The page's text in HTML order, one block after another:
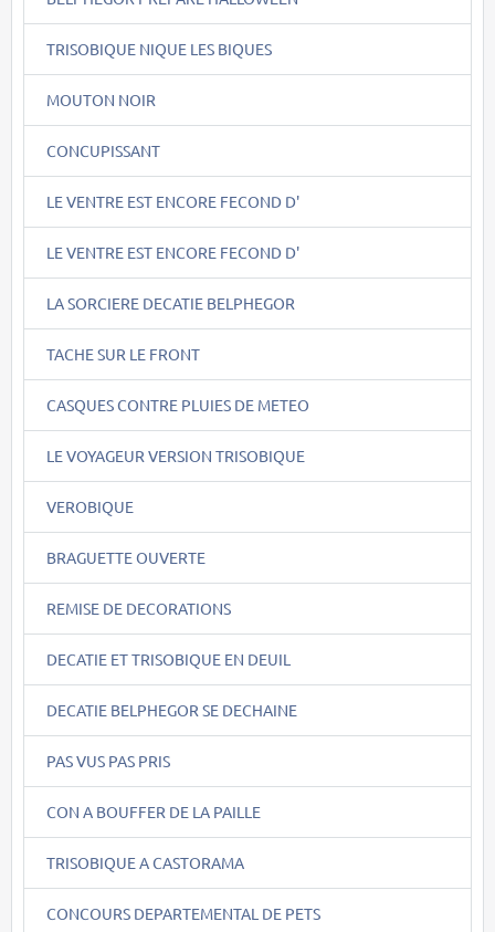
TRISOBIQUE NIQUE LES BIQUES
MOUTON NOIR
CONCUPISSANT
LE VENTRE EST ENCORE FECOND D'
LE VENTRE EST ENCORE FECOND D'
LA SORCIERE DECATIE BELPHEGOR
TACHE SUR LE FRONT
CASQUES CONTRE PLUIES DE METEO
LE VOYAGEUR VERSION TRISOBIQUE
VEROBIQUE
BRAGUETTE OUVERTE
REMISE DE DECORATIONS
DECATIE ET TRISOBIQUE EN DEUIL
DECATIE BELPHEGOR SE DECHAINE
PAS VUS PAS PRIS
CON A BOUFFER DE LA PAILLE
TRISOBIQUE A CASTORAMA
CONCOURS DEPARTEMENTAL DE PETS